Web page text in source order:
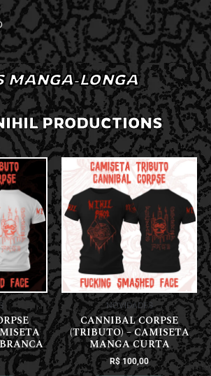
MANGA-LONGA
PRODUCTIONS
NOVIDADES
CANNIBAL CORPSE
(TRIBUTO) – CAMISETA
MANGA CURTA
R$100,00